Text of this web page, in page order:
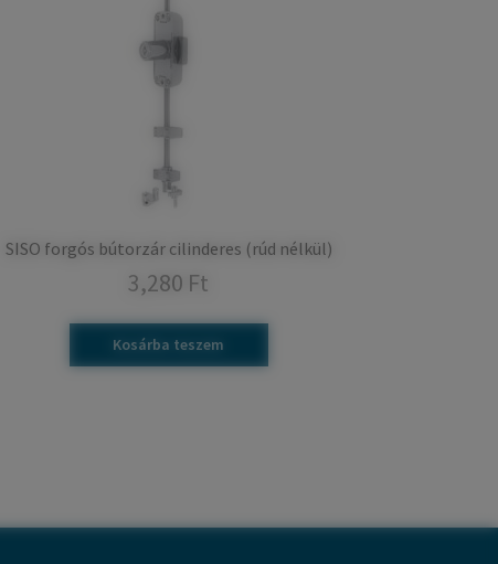
SISO forgós bútorzár cilinderes (rúd nélkül)
3,280 Ft
Kosárba teszem